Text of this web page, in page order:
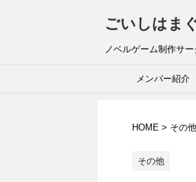
ごいしはま
ノベルゲーム制作サ
メンバー紹介
HOME > その他
その他